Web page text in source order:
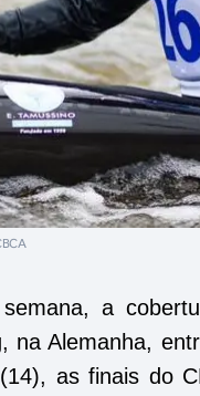
a
na Alemanha,
as finais do